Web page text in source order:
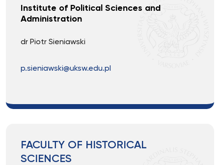
Institute of Political Sciences and
Administration
dr Piotr Sieniawski
p.sieniawski@uksw.edu.pl
FACULTY OF HISTORICAL
SCIENCES